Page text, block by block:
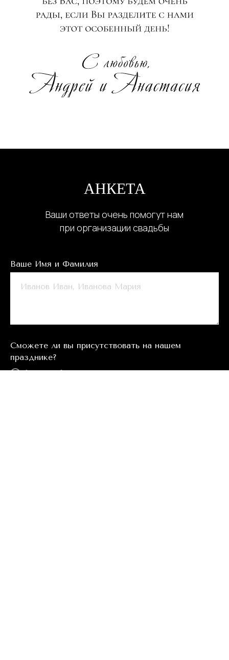
АНКЕТА
Ваши ответы очень помогут нам
при организации свадьбы
Ваше Имя и Фамилия
Сможете ли вы присутствовать на нашем
празднике?
Обязательно буду